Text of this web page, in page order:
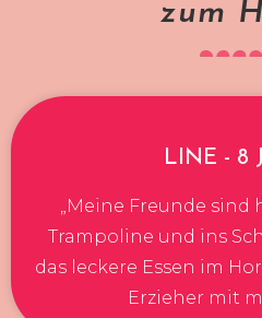
zum
LINE - 8
„Meine Freunde sind
Trampoline und ins
das leckere Essen im
Erzieher mit